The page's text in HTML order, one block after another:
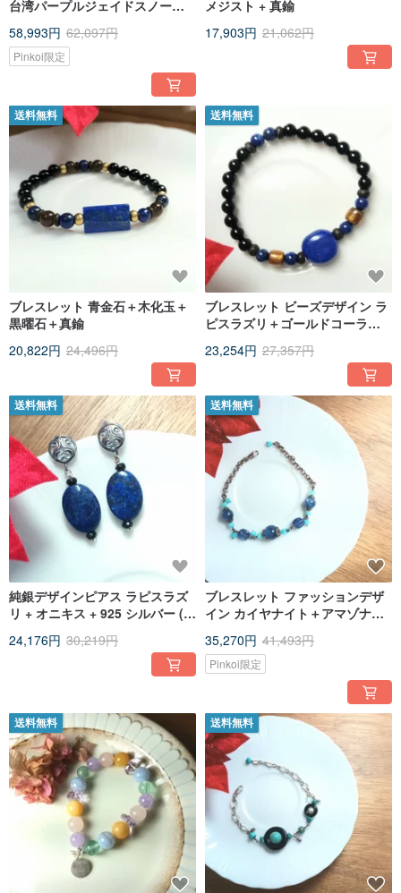
台湾パープルジェイドスノー＋
ン／マット仕上げで手触りも良
く、育てて楽しめます
58,993円 62,097円
Pinkoi限定
メジスト + 真鍮
17,903円 21,062円
送料無料
ブレスレット 青金石＋木化玉＋
黒曜石＋真鍮
20,822円 24,496円
送料無料
ブレスレット ビーズデザイン ラ
ピスラズリ＋ゴールドコーラル
シェル
23,254円 27,357円
送料無料
純銀デザインピアス ラピスラズ
リ + オニキス + 925 シルバー (ピ
24,176円 30,219円
送料無料
ブレスレット ファッションデザ
イン カイヤナイト＋アマゾナイ
35,270円 41,493円
Pinkoi限定
送料無料 送料無料